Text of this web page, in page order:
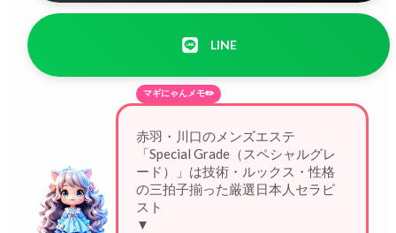
LINE
マギにゃんメモ✏️
赤羽・川口のメンズエステ
「Special Grade（スペシャルグレ
ード）」は技術・ルックス・性格
の三拍子揃った厳選日本人セラピ
ストが在籍するメ
▼